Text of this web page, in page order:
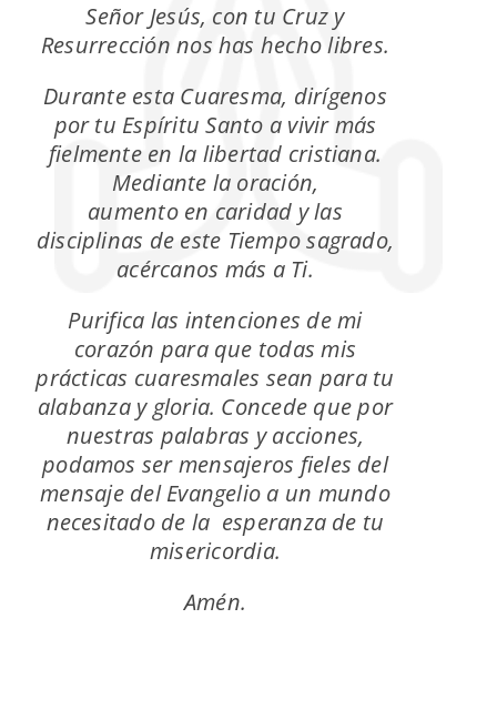
Señor Jesús, con tu Cruz y
Resurrección nos has hecho libres.
Durante esta Cuaresma, dirígenos
por tu Espíritu Santo a vivir más
fielmente en la libertad cristiana.
Mediante la oración,
aumento en caridad y las
disciplinas de este Tiempo sagrado,
acércanos más a Ti.
Purifica las intenciones de mi
corazón para que todas mis
prácticas cuaresmales sean para tu
alabanza y gloria. Concede que por
nuestras palabras y acciones,
podamos ser mensajeros fieles del
mensaje del Evangelio a un mundo
necesitado de la esperanza de tu
misericordia.
Amén.